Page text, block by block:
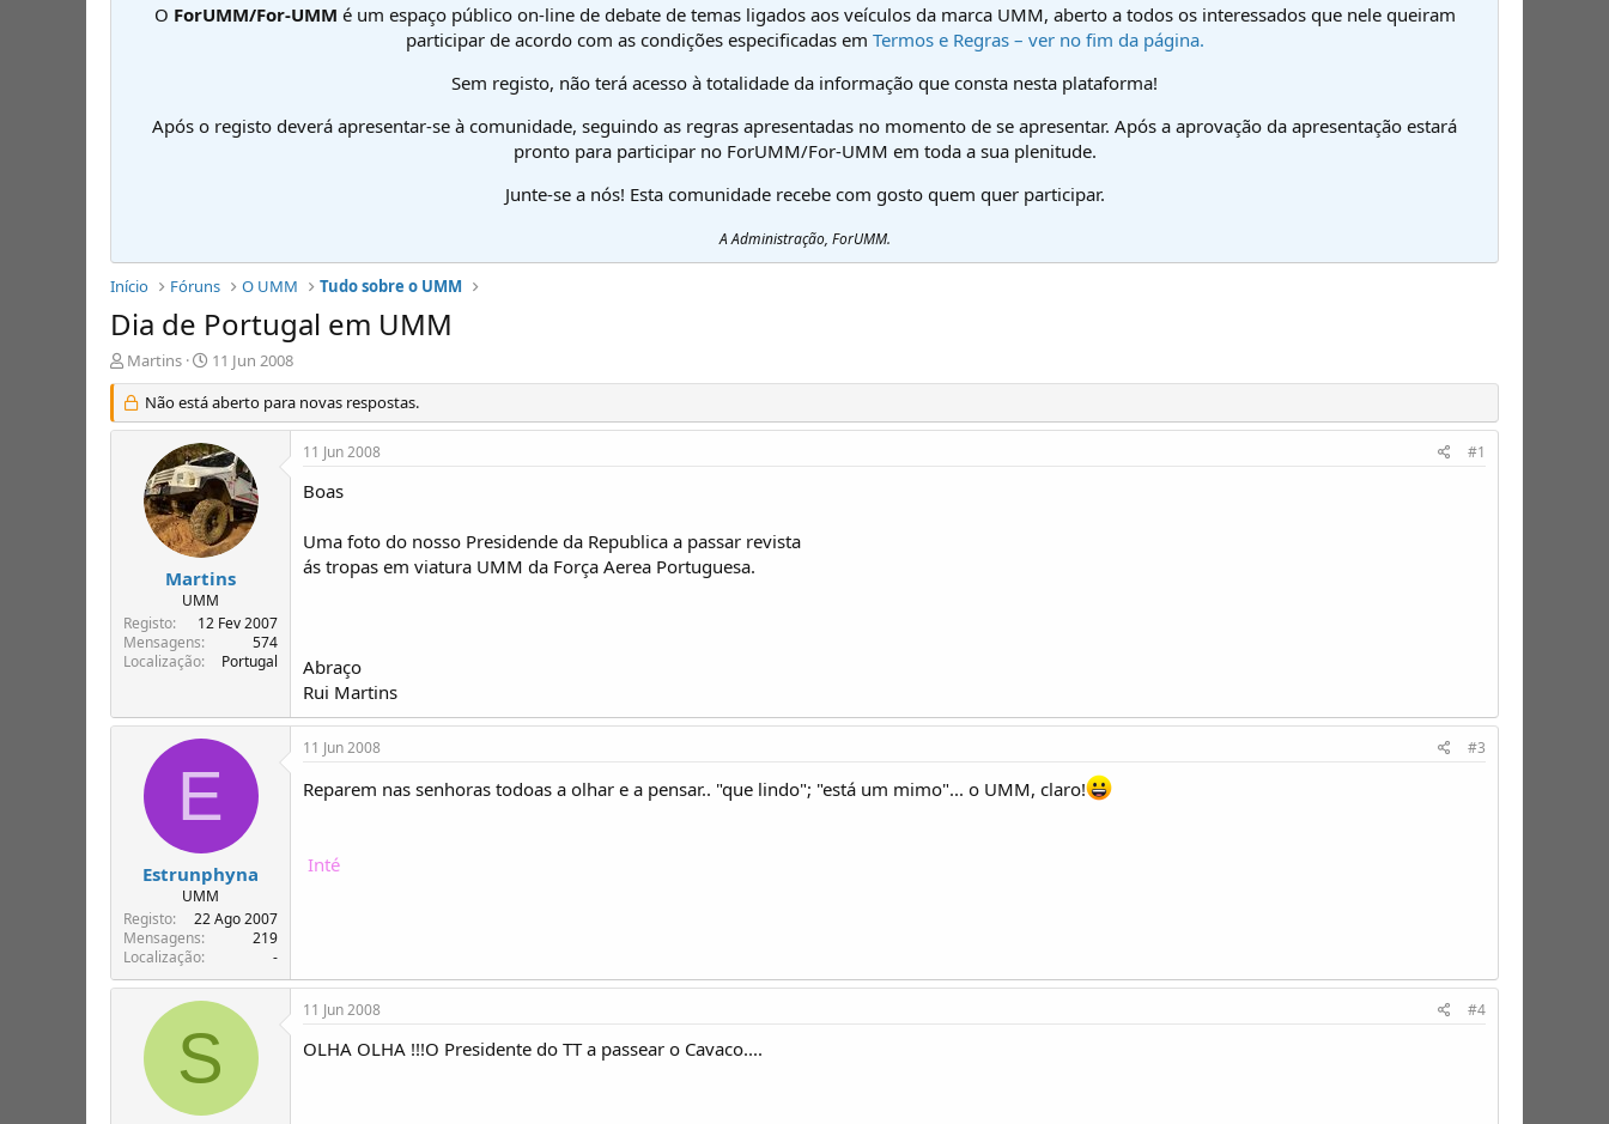
O ForUMM/For-UMM é um espaço público on-line de debate de temas ligados aos veículos da marca UMM, aberto a todos os interessados que nele queiram
participar de acordo com as condições especificadas em Termos e Regras – ver no fim da página.
Sem registo, não terá acesso à totalidade da informação que consta nesta plataforma!
Após o registo deverá apresentar-se à comunidade, seguindo as regras apresentadas no momento de se apresentar. Após a aprovação da apresentação estará
pronto para participar no ForUMM/For-UMM em toda a sua plenitude.
Junte-se a nós! Esta comunidade recebe com gosto quem quer participar.
A Administração, ForUMM.
Início Fóruns O UMM Tudo sobre o UMM
Dia de Portugal em UMM
I
n
i
c
ó
p
i
s
Martins
D
a
t
a
d
e
i
n
í
c
i
o
11 Jun 2008
Não está aberto para novas respostas.
Martins
UMM
Registo
12 Fev 2007
Mensagens
574
Localização
Portugal
11 Jun 2008 #1
Boas
Uma foto do nosso Presidende da Republica a passar revista
ás tropas em viatura UMM da Força Aerea Portuguesa.
Abraço
Rui Martins
E
Estrunphyna
UMM
Registo
22 Ago 2007
Mensagens
219
Localização
-
11 Jun 2008 #3
Reparem nas senhoras todoas a olhar e a pensar.. "que lindo"; "está um mimo"... o UMM, claro!
Inté
S
11 Jun 2008 #4
OLHA OLHA !!!O Presidente do TT a passear o Cavaco....